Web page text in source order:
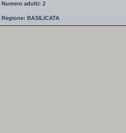
Numero adulti: 2
Regione: BASILICATA